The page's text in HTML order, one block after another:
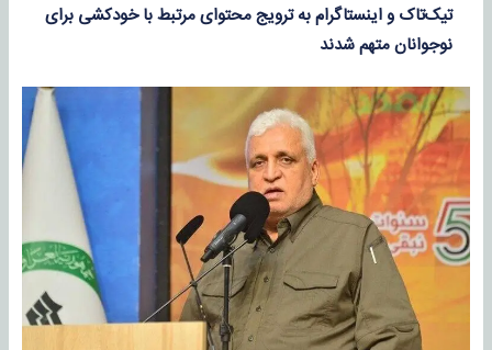
تیک‌تاک و اینستاگرام به ترویج محتوای مرتبط با خودکشی برای
نوجوانان متهم شدند